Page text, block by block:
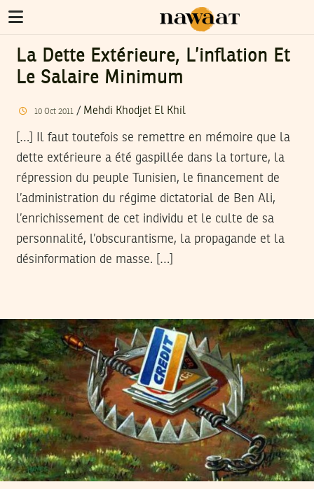
La Dette Extérieure, L’inflation Et
Le Salaire Minimum
10 Oct 2011/ Mehdi Khodjet El Khil
[…] Il faut toutefois se remettre en mémoire que la
dette extérieure a été gaspillée dans la torture, la
répression du peuple Tunisien, le financement de
l’administration du régime dictatorial de Ben Ali,
l’enrichissement de cet individu et le culte de sa
personnalité, l’obscurantisme, la propagande et la
désinformation de masse. […]